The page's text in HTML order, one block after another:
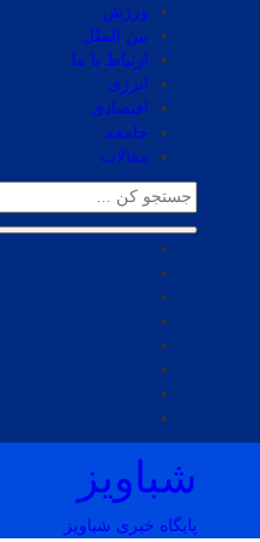
ورزش
بین الملل
ارتباط با ما
انرژی
اقتصادی
جامعه
مقالات
شباویز
پایگاه خبری شباویز